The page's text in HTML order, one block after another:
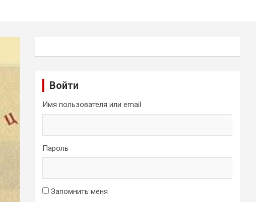
Войти
Имя пользователя или email
Пароль
Запомнить меня